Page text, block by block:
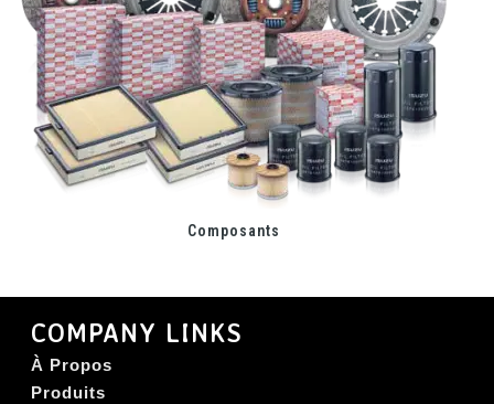
Composants
COMPANY LINKS
À Propos
Produits